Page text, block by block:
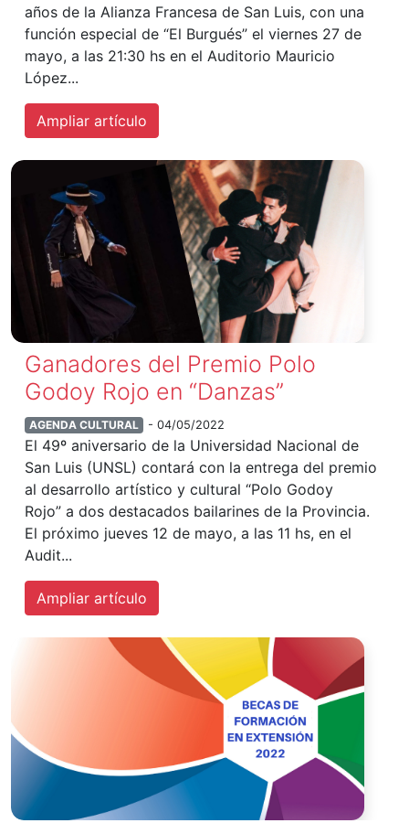
años de la Alianza Francesa de San Luis, con una
función especial de “El Burgués” el viernes 27 de
mayo, a las 21:30 hs en el Auditorio Mauricio
López...
Ampliar artículo
Ganadores del Premio Polo
Godoy Rojo en “Danzas”
AGENDA CULTURAL - 04/05/2022
El 49º aniversario de la Universidad Nacional de
San Luis (UNSL) contará con la entrega del premio
al desarrollo artístico y cultural “Polo Godoy
Rojo” a dos destacados bailarines de la Provincia.
El próximo jueves 12 de mayo, a las 11 hs, en el
Audit...
Ampliar artículo